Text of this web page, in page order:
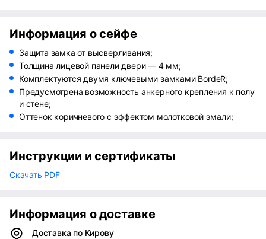
Информация о сейфе
Защита замка от высверливания;
Толщина лицевой панели двери — 4 мм;
Комплектуются двумя ключевыми замками BordeR;
Предусмотрена возможность анкерного крепления к полу
и стене;
Оттенок коричневого с эффектом молотковой эмали;
Инструкции и сертификаты
Скачать PDF
Информация о доставке
Доставка по Кирову